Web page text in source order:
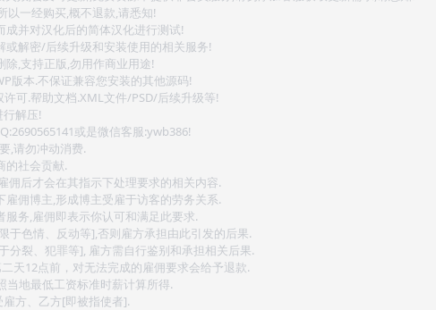
以一经购买,概不退款,请悉知!
并对汉化后的简体汉化进行测试!
解密/后续升级和安装使用的相关服务!
,支持正版,勿用作商业用途!
版本.不保证兼容您安装的其他源码!
可.帮助文档.XML文件/PSD/后续升级等!
解压!
或是微信客服:ywb386!
,请勿冲动消费.
的社会贡献.
后才会在其指示下处理要求的相关内容.
佣博主,形成博主受雇于访客的劳务关系.
务,雇佣即表示你认可和满足此要求.
色情、反动等],否则雇方承担由此引发的后果.
裂、犯罪等], 雇方需自行鉴别和承担相关后果.
天12点前，对无法完成的雇佣要求会给予退款.
地最低工资标准时薪计算所得.
方、乙方[即被指使者].